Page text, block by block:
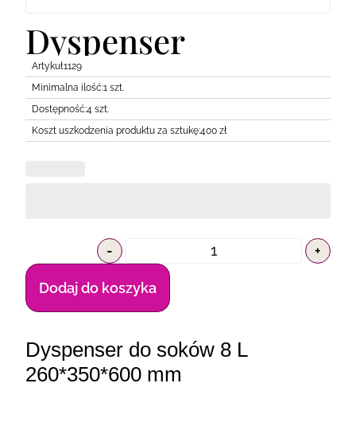
Dyspenser
Artykuł1129
Minimalna ilość:1 szt.
Dostępność:4 szt.
Koszt uszkodzenia produktu za sztukę:400 zł
- +
Dodaj do koszyka
Dyspenser do soków 8 L
260*350*600 mm